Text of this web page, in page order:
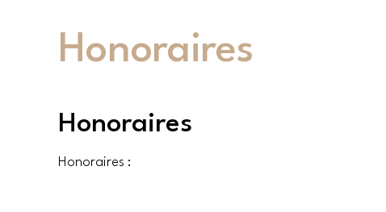
Honoraires
Honoraires
Honoraires :